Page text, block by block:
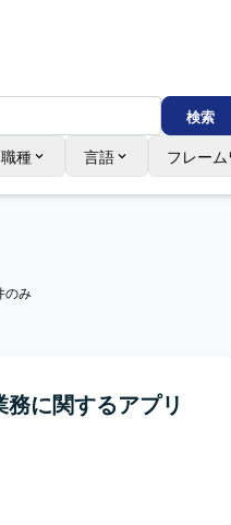
検索
職種 言語 フレー
のみ
務に関するアプリ